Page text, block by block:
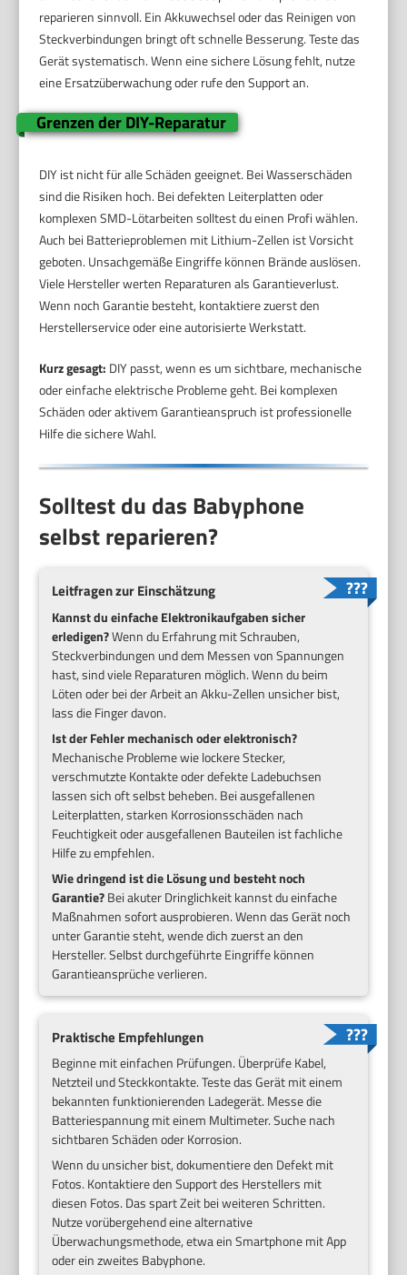
reparieren sinnvoll. Ein Akkuwechsel oder das Reinigen von
Steckverbindungen bringt oft schnelle Besserung. Teste das
Gerät systematisch. Wenn eine sichere Lösung fehlt, nutze
eine Ersatzüberwachung oder rufe den Support an.
Grenzen der DIY-Reparatur
DIY ist nicht für alle Schäden geeignet. Bei Wasserschäden
sind die Risiken hoch. Bei defekten Leiterplatten oder
komplexen SMD-Lötarbeiten solltest du einen Profi wählen.
Auch bei Batterieproblemen mit Lithium-Zellen ist Vorsicht
geboten. Unsachgemäße Eingriffe können Brände auslösen.
Viele Hersteller werten Reparaturen als Garantieverlust.
Wenn noch Garantie besteht, kontaktiere zuerst den
Herstellerservice oder eine autorisierte Werkstatt.
Kurz gesagt: DIY passt, wenn es um sichtbare, mechanische
oder einfache elektrische Probleme geht. Bei komplexen
Schäden oder aktivem Garantieanspruch ist professionelle
Hilfe die sichere Wahl.
Solltest du das Babyphone
selbst reparieren?
Leitfragen zur Einschätzung
Kannst du einfache Elektronikaufgaben sicher
erledigen?Wenn du Erfahrung mit Schrauben,
Steckverbindungen und dem Messen von Spannungen
hast, sind viele Reparaturen möglich. Wenn du beim
Löten oder bei der Arbeit an Akku-Zellen unsicher bist,
lass die Finger davon.
Ist der Fehler mechanisch oder elektronisch?
Mechanische Probleme wie lockere Stecker,
verschmutzte Kontakte oder defekte Ladebuchsen
lassen sich oft selbst beheben. Bei ausgefallenen
Leiterplatten, starken Korrosionsschäden nach
Feuchtigkeit oder ausgefallenen Bauteilen ist fachliche
Hilfe zu empfehlen.
Wie dringend ist die Lösung und besteht noch
Garantie?Bei akuter Dringlichkeit kannst du einfache
Maßnahmen sofort ausprobieren. Wenn das Gerät noch
unter Garantie steht, wende dich zuerst an den
Hersteller. Selbst durchgeführte Eingriffe können
Garantieansprüche verlieren.
Praktische Empfehlungen
Beginne mit einfachen Prüfungen. Überprüfe Kabel,
Netzteil und Steckkontakte. Teste das Gerät mit einem
bekannten funktionierenden Ladegerät. Messe die
Batteriespannung mit einem Multimeter. Suche nach
sichtbaren Schäden oder Korrosion.
Wenn du unsicher bist, dokumentiere den Defekt mit
Fotos. Kontaktiere den Support des Herstellers mit
diesen Fotos. Das spart Zeit bei weiteren Schritten.
Nutze vorübergehend eine alternative
Überwachungsmethode, etwa ein Smartphone mit App
oder ein zweites Babyphone.